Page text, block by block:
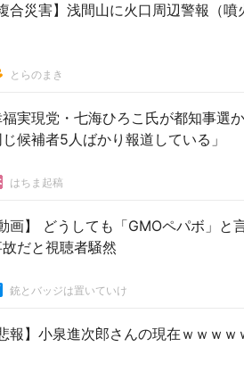
複合災害】浅間山に火口周辺警報（
とらのまき
実現党・七海ひろこ氏が都知事選
じ候補者5人ばかり報道している」
はちま起稿
動画】 どうしても「GMOペパボ」
だと視聴者騒然
銃とバッジは置いていけ
悲報】小泉進次郎さんの現在ｗｗｗｗ